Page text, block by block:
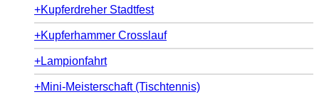
+Kupferdreher Stadtfest
+Kupferhammer Crosslauf
+Lampionfahrt
+Mini-Meisterschaft (Tischtennis)